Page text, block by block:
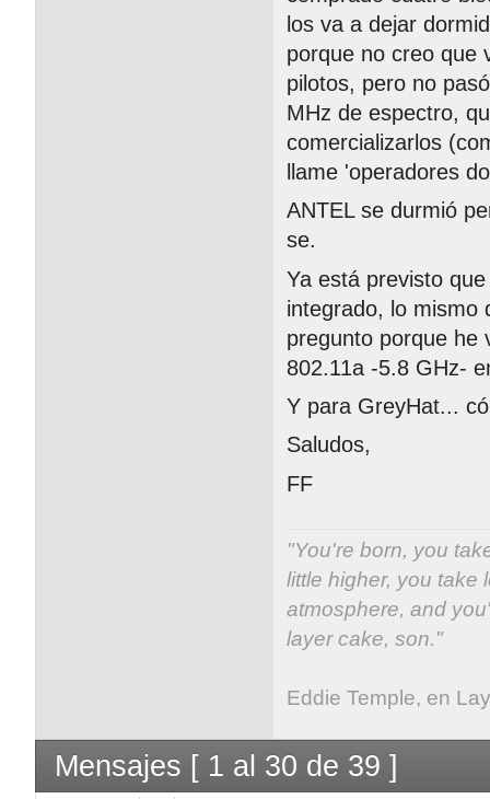
los va a dejar
porque no creo que
pilotos, pero no
MHz de espectro,
comercializarlos
llame 'operadores
ANTEL se durmió
se.
Ya está previsto
integrado, lo mismo
pregunto porque he
802.11a -5.8 GHz-
Y para GreyHat...
Saludos,
FF
"You're born, you
little higher, you take
atmosphere, and
layer cake, son."
Eddie Temple, en
Mensajes [ 1 al 30 de 39 ]